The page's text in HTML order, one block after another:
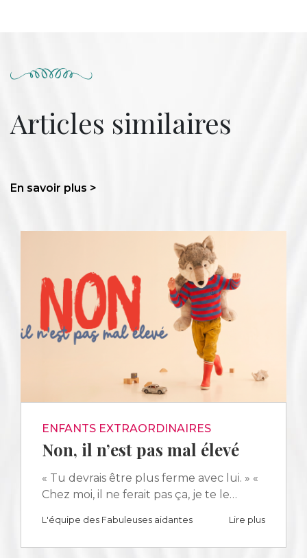
Articles similaires
En savoir plus >
ENFANTS EXTRAORDINAIRES
Non, il n’est pas mal élevé
« Tu devrais être plus ferme avec lui. » «
Chez moi, il ne ferait pas ça, je te le…
L'équipe des Fabuleuses aidantes Lire plus